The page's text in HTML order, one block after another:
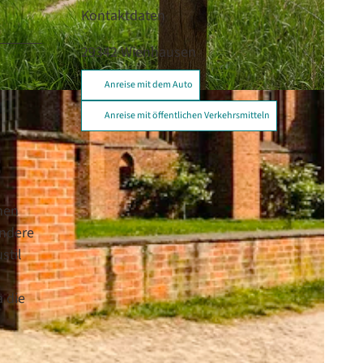
die
Kontaktdaten
29342Wienhausen
Anreise mit dem Auto
Anreise mit öffentlichen Verkehrsmitteln